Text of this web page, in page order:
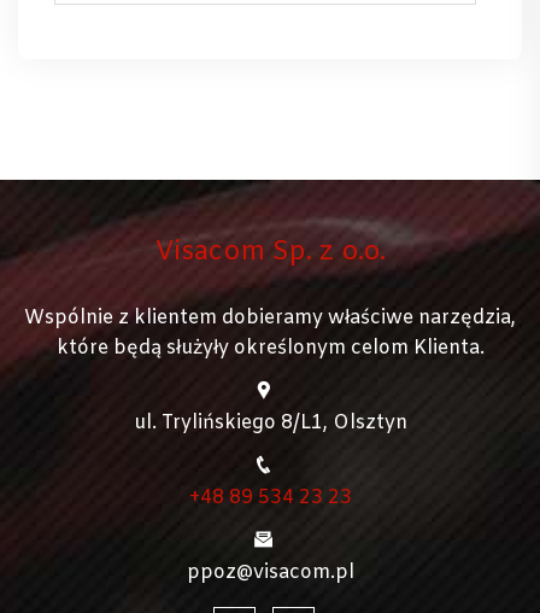
Visacom Sp. z o.o.
Wspólnie z klientem dobieramy właściwe narzędzia,
które będą służyły określonym celom Klienta.
ul. Trylińskiego 8/L1, Olsztyn
+48 89 534 23 23
ppoz@visacom.pl